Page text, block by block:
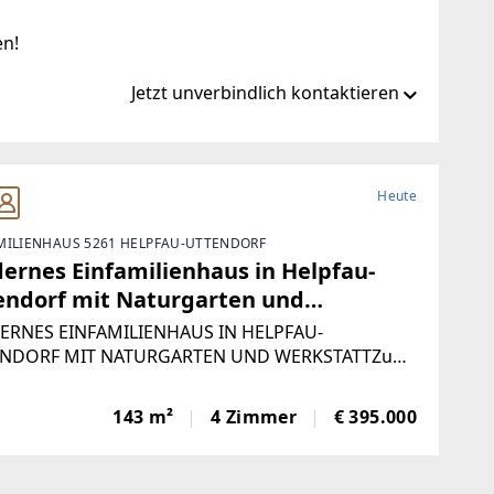
Jetzt unverbindlich kontaktieren
de/ib/remax-innova-braunau-inn Heute
5261 HELPFAU-UTTENDORF
Einfamilienhaus in Helpfau-
mit Naturgarten und
EINFAMILIENHAUS IN HELPFAU-
MIT NATURGARTEN UND WERKSTATTZum
in Holzrahmenbauweise der Marke
auf einem 850 m² großen Grundstück in
143 m² 4 Zimmer € 395.000